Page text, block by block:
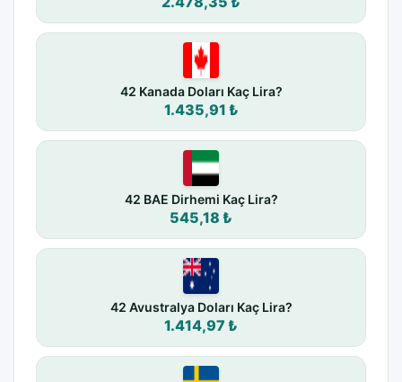
42 Kanada Doları Kaç Lira?
1.435,91 ₺
42 BAE Dirhemi Kaç Lira?
545,18 ₺
42 Avustralya Doları Kaç Lira?
1.414,97 ₺